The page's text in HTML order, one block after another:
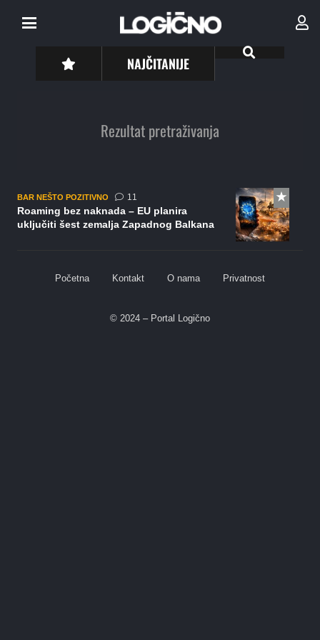
NAJČITANIJE
Rezultat pretraživanja
BAR NEŠTO POZITIVNO 11
Roaming bez naknada – EU planira
uključiti šest zemalja Zapadnog Balkana
Početna Kontakt O nama Privatnost
© 2024 – Portal Logično